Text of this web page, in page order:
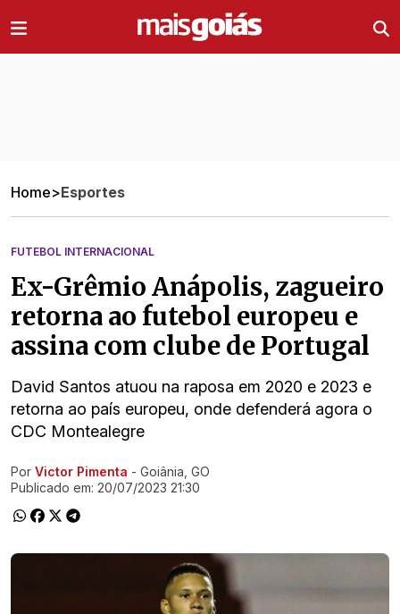
Home>Esportes
FUTEBOL INTERNACIONAL
Ex-Grêmio Anápolis, zagueiro
retorna ao futebol europeu e
assina com clube de Portugal
David Santos atuou na raposa em 2020 e 2023 e
retorna ao país europeu, onde defenderá agora o
CDC Montealegre
Ir direto pra matéria
Por Victor Pimenta - Goiânia, GO
Publicado em: 20/07/2023 21:30